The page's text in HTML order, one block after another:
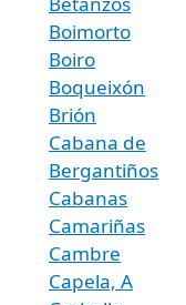
Boimorto
Boiro
Boqueixón
Brión
Cabana de
Bergantiños
Cabanas
Camariñas
Cambre
Capela, A